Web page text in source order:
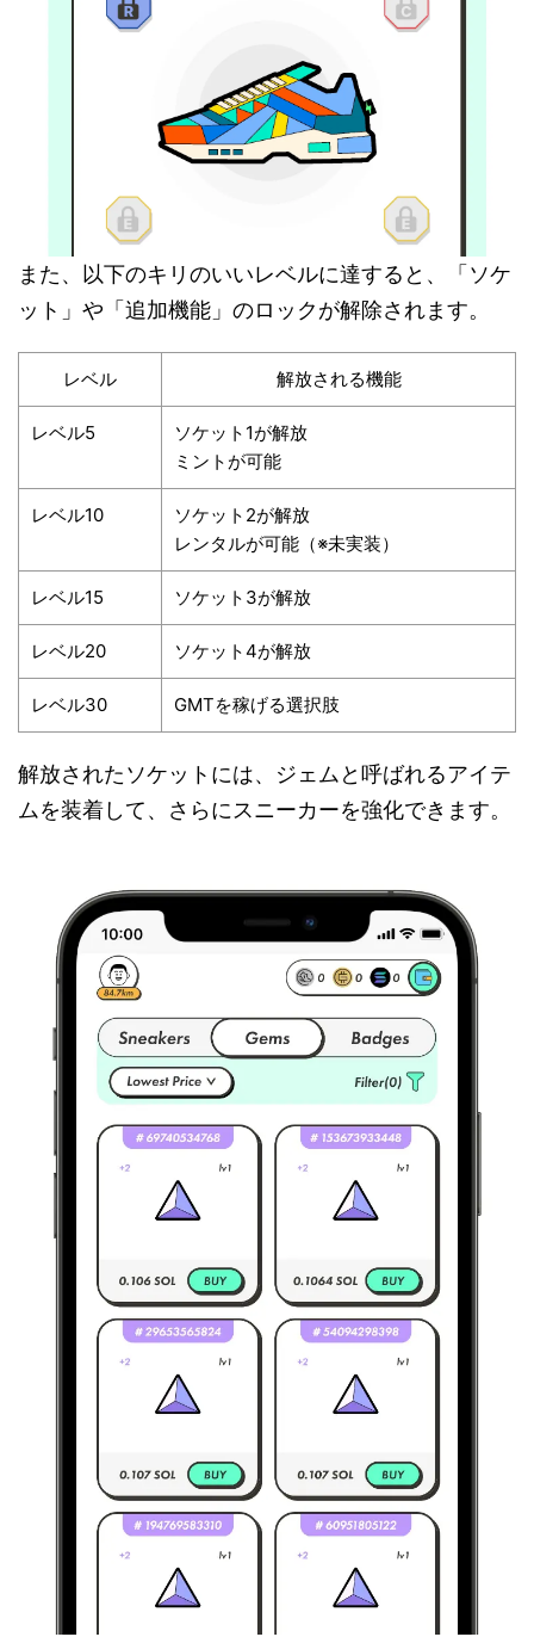
また、以下のキリのいいレベルに達すると、「ソケ
ット」や「追加機能」のロックが解除されます。
レベル 解放される機能
レベル5
ソケット1が解放
ミントが可能
レベル10
ソケット2が解放
レンタルが可能（※未実装）
レベル15 ソケット3が解放
レベル20 ソケット4が解放
レベル30 GMTを稼げる選択肢
解放されたソケットには、ジェムと呼ばれるアイテ
ムを装着して、さらにスニーカーを強化できます。